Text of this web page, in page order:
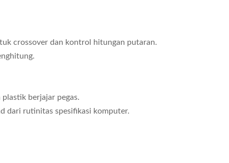
crossover dan kontrol hitungan putaran.
berjajar pegas.
dari rutinitas spesifikasi komputer.